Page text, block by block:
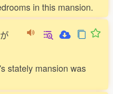
in this mansion.
が
stately mansion was